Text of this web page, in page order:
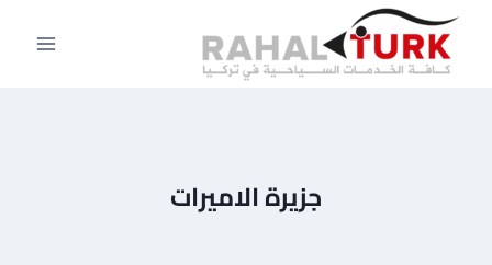
التجاوز
المحتوى
جزيرة الاميرات